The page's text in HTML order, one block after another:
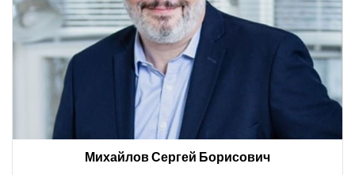
Михайлов Сергей Борисович